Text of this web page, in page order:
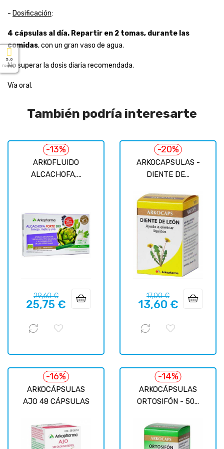
- Dosificación:
4 cápsulas al día. Repartir en 2 tomas, durante las
comidas, con un gran vaso de agua.
No superar la dosis diaria recomendada.
Vía oral.
También podría interesarte
ARKOFLUIDO
ALCACHOFA,...
-13%
Precio
regular
29,60 €Precio
25,75 €
ARKOCAPSULAS -
DIENTE DE...
-20%
Precio
regular
17,00 €Precio
13,60 €
ARKOCÁPSULAS
AJO 48 CÁPSULAS
-16%
ARKOCÁPSULAS
ORTOSIFÓN - 50...
-14%
5.0
( Sobre 5 )